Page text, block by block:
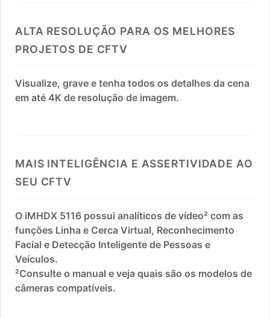
ALTA RESOLUÇÃO PARA OS MELHORES
PROJETOS DE CFTV
Visualize, grave e tenha todos os detalhes da cena
em até 4K de resolução de imagem.
MAIS INTELIGÊNCIA E ASSERTIVIDADE AO
SEU CFTV
O iMHDX 5116 possui analíticos de vídeo² com as
funções Linha e Cerca Virtual, Reconhecimento
Facial e Detecção Inteligente de Pessoas e
Veículos.
²Consulte o manual e veja quais são os modelos de
câmeras compatíveis.